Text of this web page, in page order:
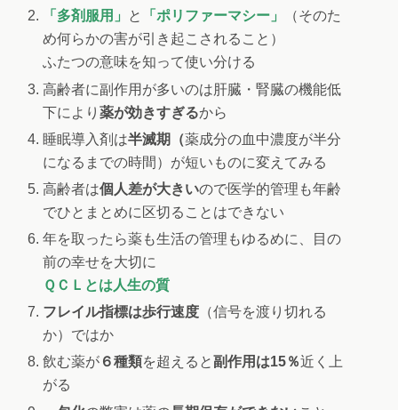
「多剤服用」 と 「ポリファーマシー」
（そのた
め何らかの害が引き起こされること）
ふたつの意味を知って使い分ける
高齢者に副作用が多いのは肝臓・腎臓の機能低
下により薬が効きすぎるから
睡眠導入剤は半滅期（薬成分の血中濃度が半分
になるまでの時間）が短いものに変えてみる
高齢者は個人差が大きいので医学的管理も年齢
でひとまとめに区切ることはできない
年を取ったら薬も生活の管理もゆるめに、目の
前の幸せを大切に
ＱＣＬとは 人生の質
フレイル指標は歩行速度 （信号を渡り切れる
か）ではか
飲む薬が ６種類を超えると副作用は15％近く上
がる